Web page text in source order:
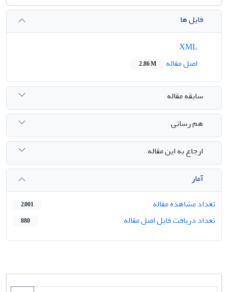
فایل ها
اصل مقاله
2.86 M
سابقه مقاله
هم رسانی
ارجاع به این مقاله
آمار
تعداد مشاهده مقاله
2,001
تعداد دریافت فایل اصل مقاله 880